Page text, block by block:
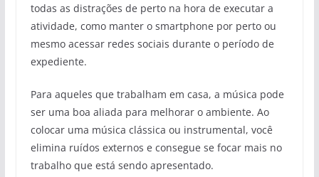
todas as distrações de perto na hora de executar a
atividade, como manter o smartphone por perto ou
mesmo acessar redes sociais durante o período de
expediente.
Para aqueles que trabalham em casa, a música pode
ser uma boa aliada para melhorar o ambiente. Ao
colocar uma música clássica ou instrumental, você
elimina ruídos externos e consegue se focar mais no
trabalho que está sendo apresentado.